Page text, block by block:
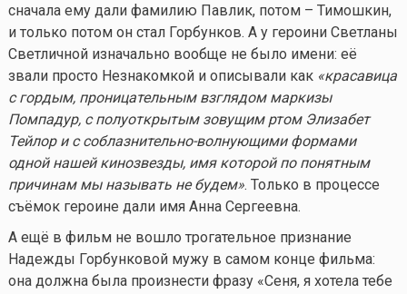
сначала ему дали фамилию Павлик, потом – Тимошкин,
и только потом он стал Горбунков. А у героини Светланы
Светличной изначально вообще не было имени: её
звали просто Незнакомкой и описывали как «красавица
с гордым, проницательным взглядом маркизы
Помпадур, с полуоткрытым зовущим ртом Элизабет
Тейлор и с соблазнительно-волнующими формами
одной нашей кинозвезды, имя которой по понятным
причинам мы называть не будем». Только в процессе
съёмок героине дали имя Анна Сергеевна.
А ещё в фильм не вошло трогательное признание
Надежды Горбунковой мужу в самом конце фильма:
она должна была произнести фразу «Сеня, я хотела тебе